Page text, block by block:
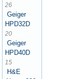
26
Geiger
HPD32D
20
Geiger
HPD40D
15
H&E